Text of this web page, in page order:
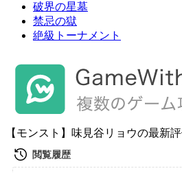
破界の星墓
禁忌の獄
絶級トーナメント
【モンスト】味見谷リョウの最新